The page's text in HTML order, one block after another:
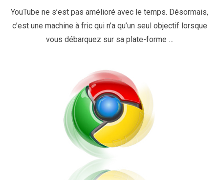
YouTube ne s’est pas amélioré avec le temps. Désormais,
c’est une machine à fric qui n’a qu’un seul objectif lorsque
vous débarquez sur sa plate-forme …